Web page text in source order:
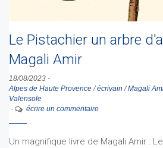
Le Pistachier un arbre
Magali Amir
18/08/2023 -
Alpes de Haute Provence/écrivain /Magali
Valensole
-
écrire un commentaire
Un magnifique livre de Magali Amir :